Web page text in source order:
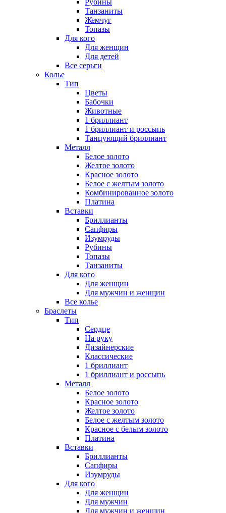
Рубины
Танзаниты
Жемчуг
Топазы
Для кого
Для женщин
Для детей
Все серьги
Колье
Тип
Цветы
Бабочки
Животные
1 бриллиант
1 бриллиант и россыпь
Танцующий бриллиант
Металл
Белое золото
Желтое золото
Красное золото
Белое с желтым золото
Комбинированное золото
Платина
Вставки
Бриллианты
Сапфиры
Изумруды
Рубины
Топазы
Танзаниты
Для кого
Для женщин
Для мужчин и женщин
Все колье
Браслеты
Тип
Сердце
На руку
Дизайнерские
Классические
1 бриллиант
1 бриллиант и россыпь
Металл
Белое золото
Красное золото
Желтое золото
Белое с желтым золото
Красное с белым золото
Платина
Вставки
Бриллианты
Сапфиры
Изумруды
Для кого
Для женщин
Для мужчин
Для мужчин и женщин